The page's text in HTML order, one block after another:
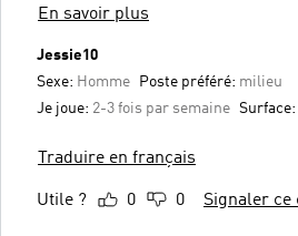
En savoir plus
Jessie10
Sexe: Homme Poste préféré: milieu
Je joue: 2-3 fois par semaine Surface:
Traduire en français
Utile ? 0 0 Signaler ce